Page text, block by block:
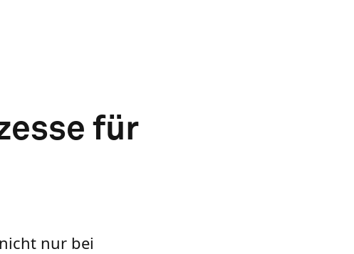
für
nur bei